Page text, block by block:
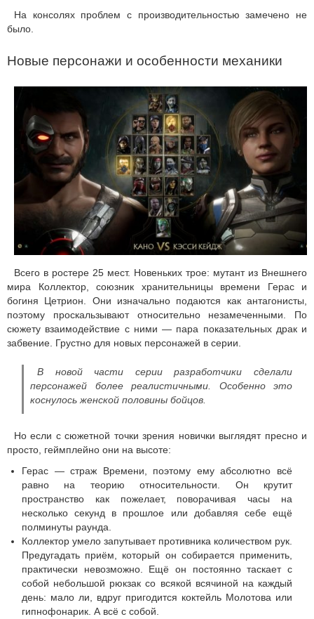
На консолях проблем с производительностью замечено не
было.
Новые персонажи и особенности механики
Всего в ростере 25 мест. Новеньких трое: мутант из Внешнего
мира Коллектор, союзник хранительницы времени Герас и
богиня Цетрион. Они изначально подаются как антагонисты,
поэтому проскальзывают относительно незамеченными. По
сюжету взаимодействие с ними — пара показательных драк и
забвение. Грустно для новых персонажей в серии.
В новой части серии разработчики сделали
персонажей более реалистичными. Особенно это
коснулось женской половины бойцов.
Но если с сюжетной точки зрения новички выглядят пресно и
просто, геймплейно они на высоте:
Герас — страж Времени, поэтому ему абсолютно всё
равно на теорию относительности. Он крутит
пространство как пожелает, поворачивая часы на
несколько секунд в прошлое или добавляя себе ещё
полминуты раунда.
Коллектор умело запутывает противника количеством рук.
Предугадать приём, который он собирается применить,
практически невозможно. Ещё он постоянно таскает с
собой небольшой рюкзак со всякой всячиной на каждый
день: мало ли, вдруг пригодится коктейль Молотова или
гипнофонарик. А всё с собой.